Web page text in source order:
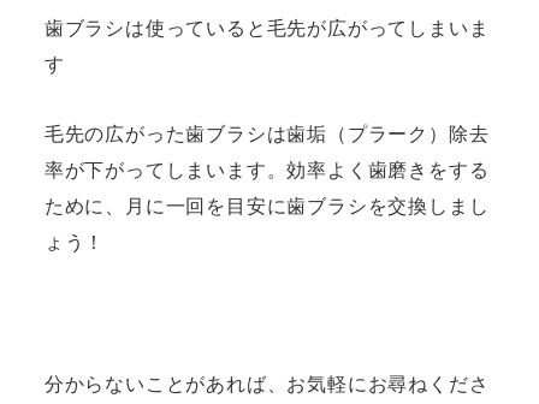
歯ブラシは使っていると毛先が広がってしまいま
す
毛先の広がった歯ブラシは歯垢（プラーク）除去
率が下がってしまいます。効率よく歯磨きをする
ために、月に一回を目安に歯ブラシを交換しまし
ょう！
分からないことがあれば、お気軽にお尋ねくださ